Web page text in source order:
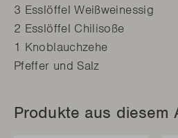
3 Esslöffel Weißweinessig
2 Esslöffel Chilisoße
1 Knoblauchzehe
Pfeffer und Salz
Produkte aus diesem